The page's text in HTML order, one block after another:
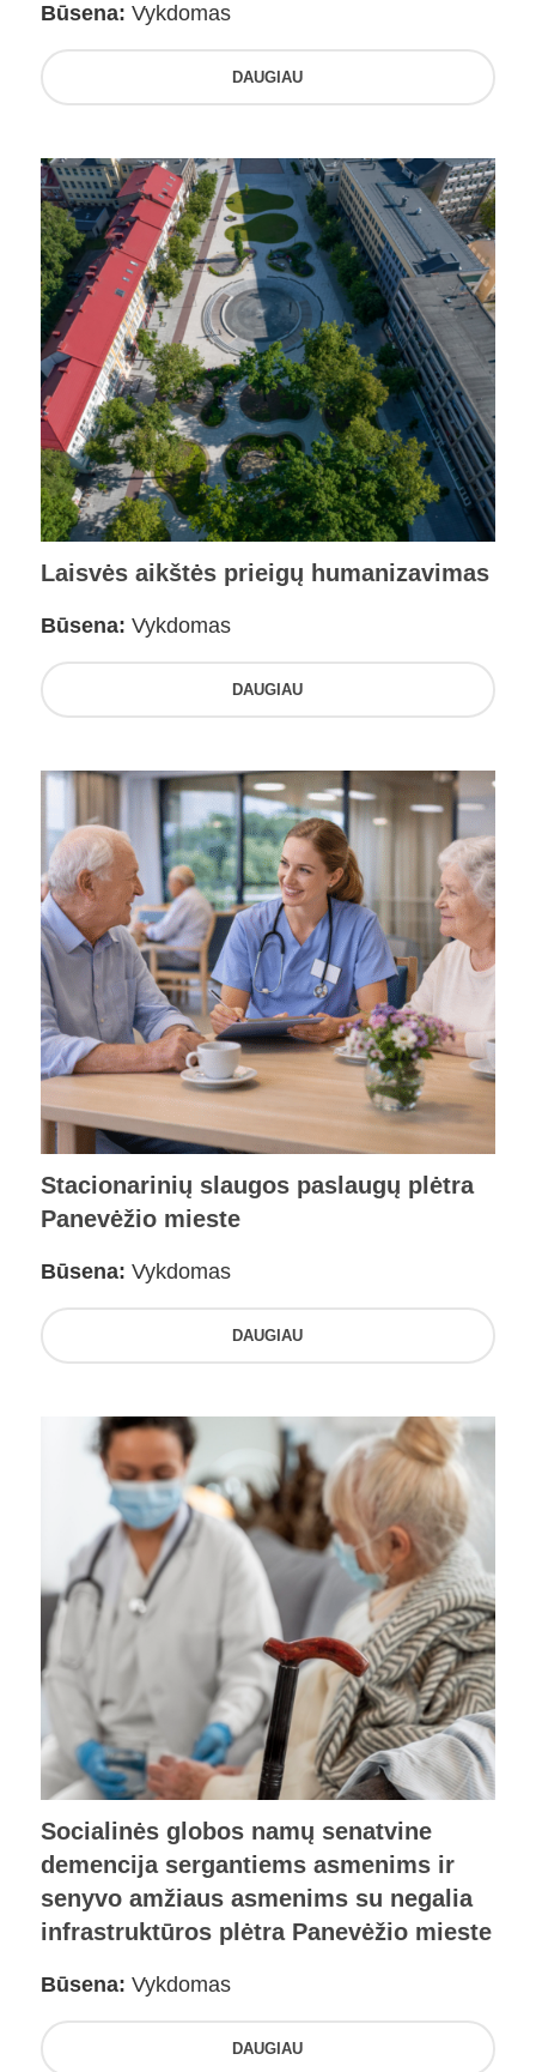
Būsena: Vykdomas
DAUGIAU
Laisvės aikštės prieigų humanizavimas
Būsena: Vykdomas
DAUGIAU
Stacionarinių slaugos paslaugų plėtra
Panevėžio mieste
Būsena: Vykdomas
DAUGIAU
Socialinės globos namų senatvine
demencija sergantiems asmenims ir
senyvo amžiaus asmenims su negalia
infrastruktūros plėtra Panevėžio mieste
Būsena: Vykdomas
DAUGIAU